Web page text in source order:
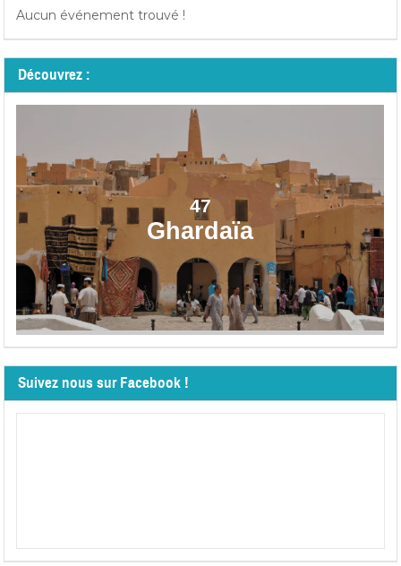
Aucun événement trouvé !
Découvrez :
47
Ghardaïa
Suivez nous sur Facebook !